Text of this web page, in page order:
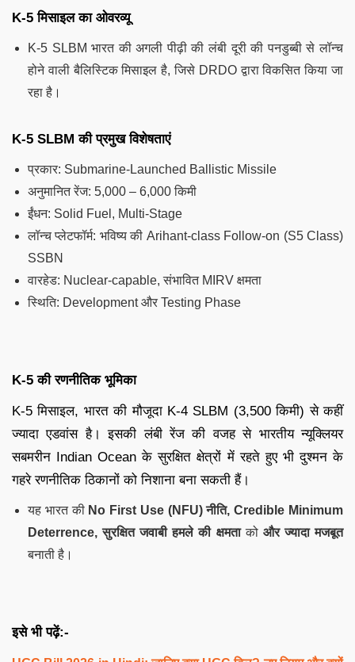
K-5 मिसाइल का ओवरव्यू
K-5 SLBM भारत की अगली पीढ़ी की लंबी दूरी की पनडुब्बी से लॉन्च
होने वाली बैलिस्टिक मिसाइल है, जिसे DRDO द्वारा विकसित किया जा
रहा है।
K-5 SLBM की प्रमुख विशेषताएं
प्रकार: Submarine-Launched Ballistic Missile
अनुमानित रेंज: 5,000 – 6,000 किमी
ईंधन: Solid Fuel, Multi-Stage
लॉन्च प्लेटफॉर्म: भविष्य की Arihant-class Follow-on (S5 Class)
SSBN
वारहेड: Nuclear-capable, संभावित MIRV क्षमता
स्थिति: Development और Testing Phase
K-5 की रणनीतिक भूमिका
K-5 मिसाइल, भारत की मौजूदा K-4 SLBM (3,500 किमी) से कहीं
ज्यादा एडवांस है। इसकी लंबी रेंज की वजह से भारतीय न्यूक्लियर
सबमरीन Indian Ocean के सुरक्षित क्षेत्रों में रहते हुए भी दुश्मन के
गहरे रणनीतिक ठिकानों को निशाना बना सकती हैं।
यह भारत की No First Use (NFU) नीति, Credible Minimum
Deterrence, सुरक्षित जवाबी हमले की क्षमता को और ज्यादा मजबूत
बनाती है।
इसे भी पढ़ें:-